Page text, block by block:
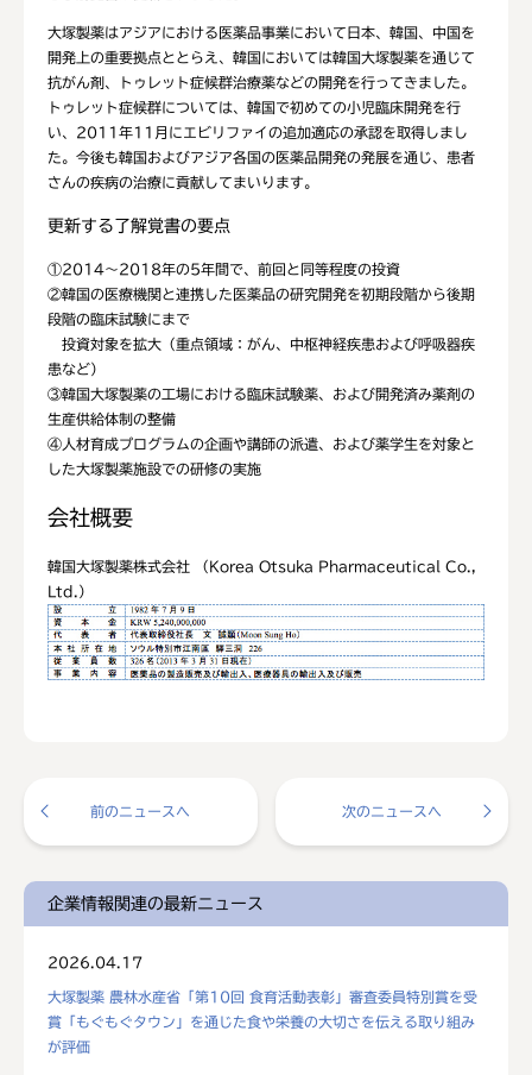
大塚製薬はアジアにおける医薬品事業において日本、韓国、中国を
開発上の重要拠点ととらえ、韓国においては韓国大塚製薬を通じて
抗がん剤、トゥレット症候群治療薬などの開発を行ってきました。
トゥレット症候群については、韓国で初めての小児臨床開発を行
い、2011年11月にエビリファイの追加適応の承認を取得しまし
た。今後も韓国およびアジア各国の医薬品開発の発展を通じ、患者
さんの疾病の治療に貢献してまいります。
更新する了解覚書の要点
①2014～2018年の5年間で、前回と同等程度の投資
②韓国の医療機関と連携した医薬品の研究開発を初期段階から後期
段階の臨床試験にまで
投資対象を拡大（重点領域：がん、中枢神経疾患および呼吸器疾
患など）
③韓国大塚製薬の工場における臨床試験薬、および開発済み薬剤の
生産供給体制の整備
④人材育成プログラムの企画や講師の派遣、および薬学生を対象と
した大塚製薬施設での研修の実施
会社概要
韓国大塚製薬株式会社 （Korea Otsuka Pharmaceutical Co.,
Ltd.）
前のニュースへ 次のニュースへ
企業情報関連の最新ニュース
2026.04.17
大塚製薬 農林水産省「第10回 食育活動表彰」審査委員特別賞を受
賞「もぐもぐタウン」を通じた食や栄養の大切さを伝える取り組み
が評価